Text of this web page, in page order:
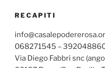
RECAPITI
068271545 –
Via Diego Fabbri snc